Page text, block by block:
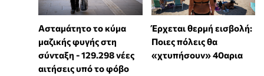
Ασταμάτητο το κύμα
μαζικής φυγής στη
σύνταξη - 129.298 νέες
αιτήσεις υπό το φόβο
Έρχεται θερμή εισβολή:
Ποιες πόλεις θα
«χτυπήσουν» 40αρια